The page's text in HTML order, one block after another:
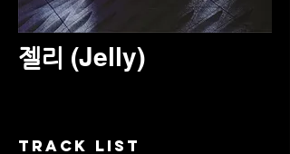
젤리 (Jelly)
TRACK LIST